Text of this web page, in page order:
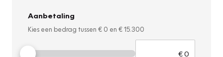
Aanbetaling
Kies een bedrag tussen € 0 en € 15.300